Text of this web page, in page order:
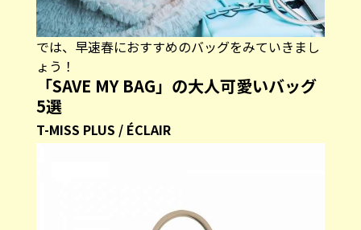
では、早速春におすすめのバッグをみていきまし
ょう！
「SAVE MY BAG」の大人可愛いバッグ
5選
T-MISS PLUS / ÉCLAIR